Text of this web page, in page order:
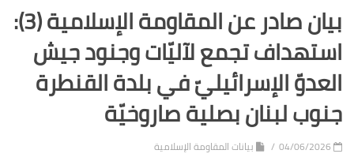
بيان صادر عن المقاومة الإسلامية (3):
استهداف تجمع لآليّات وجنود جيش
العدوّ الإسرائيليّ في بلدة القنطرة
جنوب لبنان بصلية صاروخيّة
بيانات المقاومة الإسلامية